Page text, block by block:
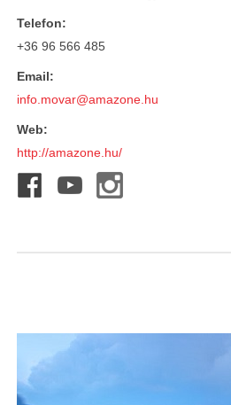
Telefon:
+36 96 566 485
Email:
info.movar@amazone.hu
Web:
http://amazone.hu/